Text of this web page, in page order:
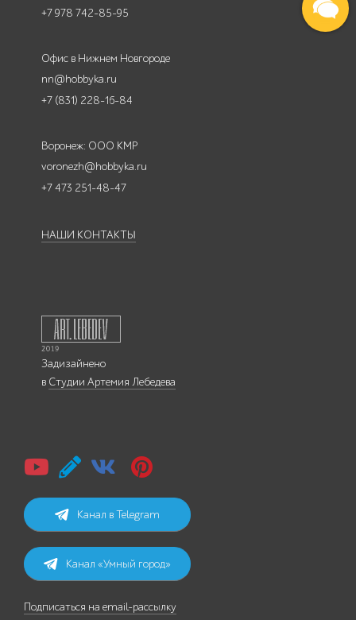
+7 978 742-85-95
Офис в Нижнем Новгороде
nn@hobbyka.ru
+7 (831) 228-16-84
Воронеж: ООО КМР
voronezh@hobbyka.ru
+7 473 251-48-47
НАШИ КОНТАКТЫ
Задизайнено
в Студии Артемия Лебедева
Канал в Telegram
Канал «Умный город»
Подписаться на email-рассылку